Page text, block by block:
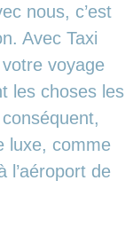
nous, c’est
Avec Taxi
voyage
les choses les
luxe, comme
l’aéroport de